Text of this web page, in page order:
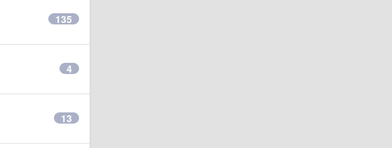
135
4
13